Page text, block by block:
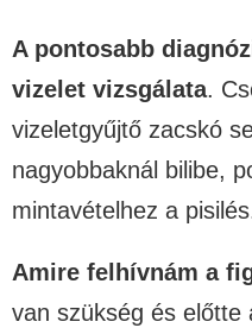
A pontosabb
vizelet vizsgálata.
vizeletgyűjtő zacskó
nagyobbaknál bilibe,
mintavételhez a
Amire felhívnám a
van szükség és előtte